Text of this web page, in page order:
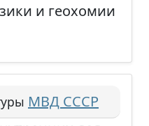
и геохомии
МВД СССР